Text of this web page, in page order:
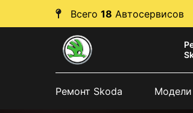
Всего 18 Автосервисов
Ремонт Skoda Модели